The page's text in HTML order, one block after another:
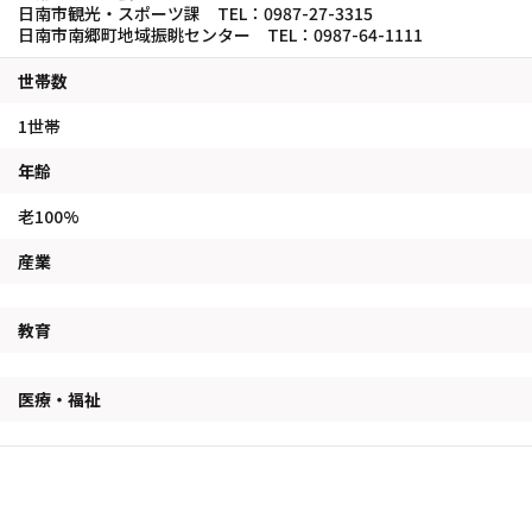
日南市観光・スポーツ課 TEL：0987-27-3315
日南市南郷町地域振眺センター TEL：0987-64-1111
世帯数
1世帯
年齢
老100%
産業
教育
医療・福祉